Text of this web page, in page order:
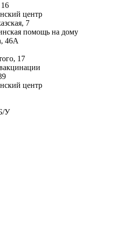
центр
7
помощь на дому
46А
17
центр
У